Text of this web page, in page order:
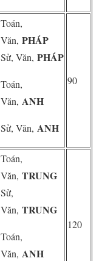
Toán,
Văn, PHÁP
Sử, Văn, PHÁP
Toán,
Văn, ANH
Sử, Văn, ANH
90
Toán,
Văn, TRUNG
Sử,
Văn, TRUNG
Toán,
Văn, ANH
120